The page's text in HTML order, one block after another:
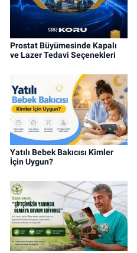
Prostat Büyümesinde Kapalı
ve Lazer Tedavi Seçenekleri
Yatılı Bebek Bakıcısı Kimler
İçin Uygun?